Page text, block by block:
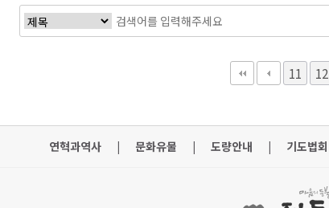
11 12
연혁과역사 | 문화유물 | 도량안내 | 기도법회